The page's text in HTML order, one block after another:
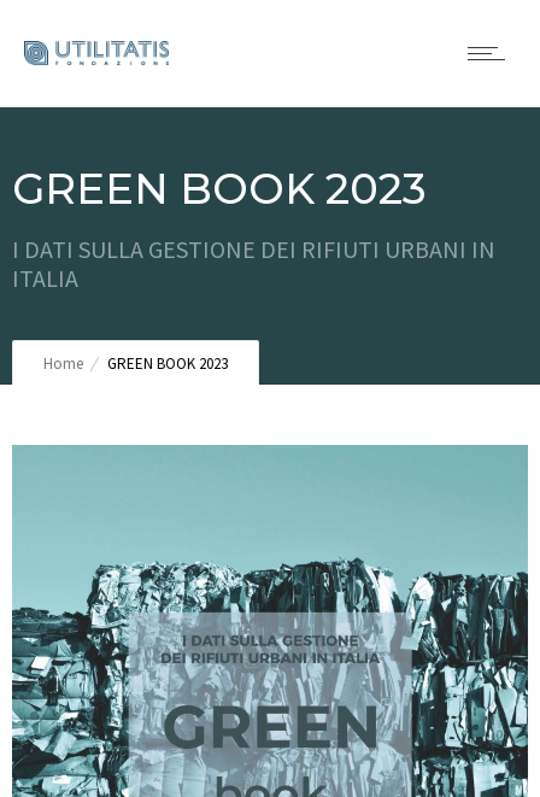
GREEN BOOK 2023
I DATI SULLA GESTIONE DEI RIFIUTI URBANI IN
ITALIA
Home GREEN BOOK 2023